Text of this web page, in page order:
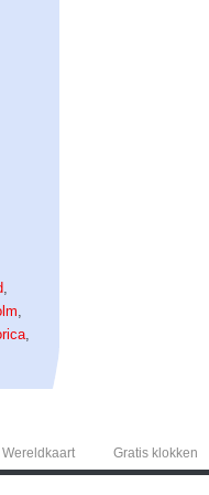
,
,
,
Wereldkaart Gratis klokken